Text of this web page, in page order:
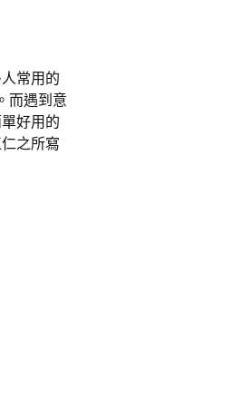
常用的
而遇到意
好用的
之所寫